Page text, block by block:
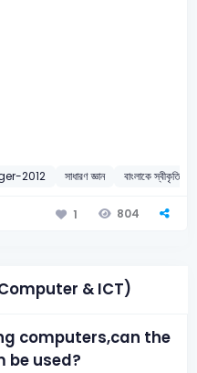
2012 সাধারণ জ্ঞান বাংলাকে স্বীকৃতি
1 804
(Computer & ICT)
computers,can the
be used?